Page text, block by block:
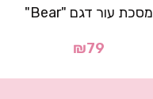
מסכת עור דגם "Bear"
₪79